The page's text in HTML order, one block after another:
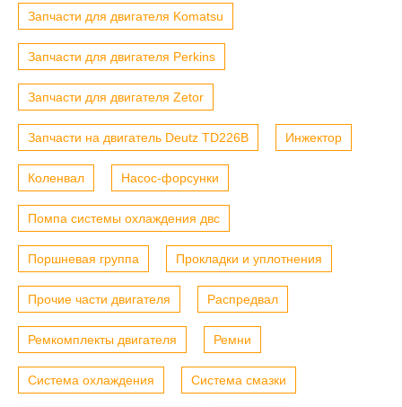
Запчасти для двигателя Komatsu
Запчасти для двигателя Perkins
Запчасти для двигателя Zetor
Запчасти на двигатель Deutz TD226B Инжектор
Коленвал Насос-форсунки
Помпа системы охлаждения двс
Поршневая группа Прокладки и уплотнения
Прочие части двигателя Распредвал
Ремкомплекты двигателя Ремни
Система охлаждения Система смазки